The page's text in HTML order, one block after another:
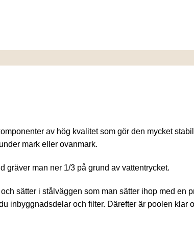
av hög kvalitet som gör den mycket
mark eller ovanmark.
man ner 1/3 på grund av vattentrycket.
sätter i stålväggen som man sätter ihop med en
inbyggnadsdelar och filter. Därefter är poolen klar